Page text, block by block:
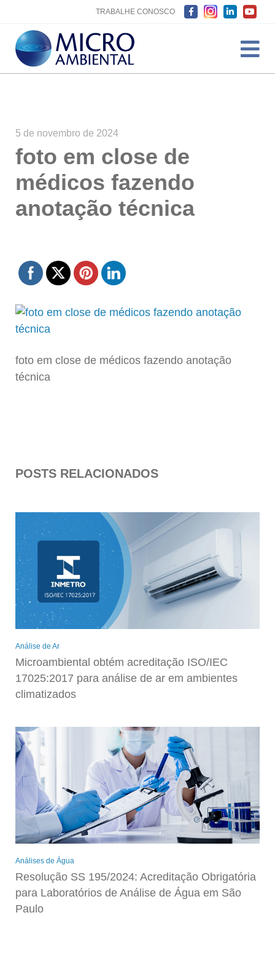
TRABALHE CONOSCO
5 de novembro de 2024
foto em close de
médicos fazendo
anotação técnica
foto em close de médicos fazendo anotação
técnica
POSTS RELACIONADOS
Análise de Ar
Microambiental obtém acreditação ISO/IEC
17025:2017 para análise de ar em ambientes
climatizados
Análises de Água
Resolução SS 195/2024: Acreditação Obrigatória
para Laboratórios de Análise de Água em São
Paulo